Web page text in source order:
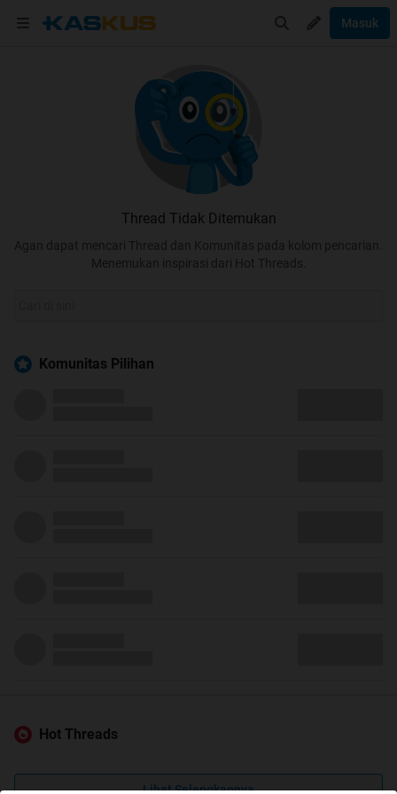
Masuk
Thread Tidak Ditemukan
Agan dapat mencari Thread dan Komunitas pada kolom pencarian.
Menemukan inspirasi dari Hot Threads.
Komunitas Pilihan
Hot Threads
Lihat Selengkapnya